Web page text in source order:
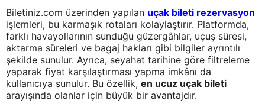
Biletiniz.com üzerinden yapılan uçak bileti rezervasyon
işlemleri, bu karmaşık rotaları kolaylaştırır. Platformda,
farklı havayollarının sunduğu güzergâhlar, uçuş süresi,
aktarma süreleri ve bagaj hakları gibi bilgiler ayrıntılı
şekilde sunulur. Ayrıca, seyahat tarihine göre filtreleme
yaparak fiyat karşılaştırması yapma imkânı da
kullanıcıya sunulur. Bu özellik, en ucuz uçak bileti
arayışında olanlar için büyük bir avantajdır.